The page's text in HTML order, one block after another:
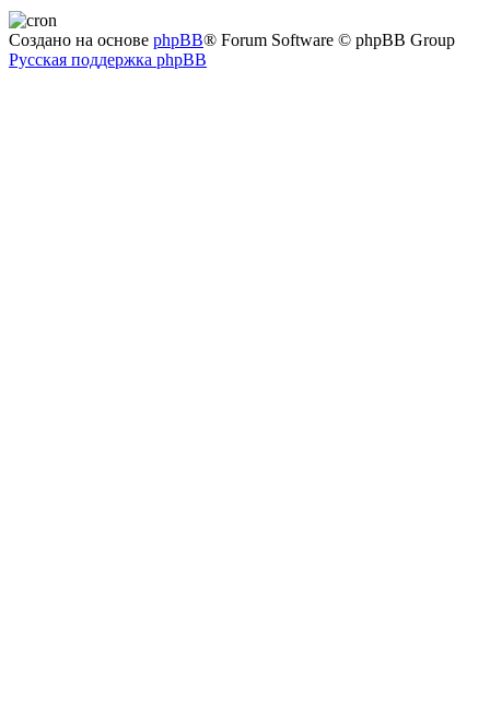
Создано на основе phpBB® Forum Software © phpBB Group
Русская поддержка phpBB